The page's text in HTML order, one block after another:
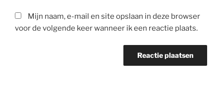
Mijn naam, e-mail en site opslaan in deze browser
voor de volgende keer wanneer ik een reactie plaats.